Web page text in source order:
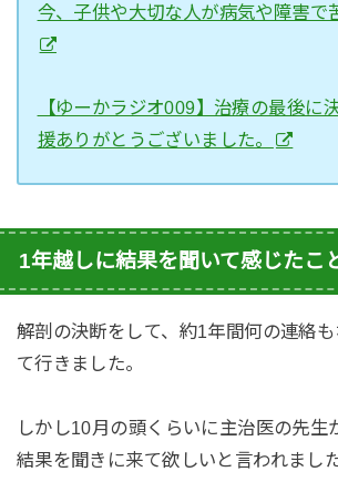
今、子供や大切な人が病気や障害で
【ゆーかラジオ009】治療の最後に
援ありがとうございました。
1年越しに結果を聞いて感じたこ
解剖の決断をして、約1年間何の連絡
て行きました。
しかし10月の頭くらいに主治医の先生
結果を聞きに来て欲しいと言われました